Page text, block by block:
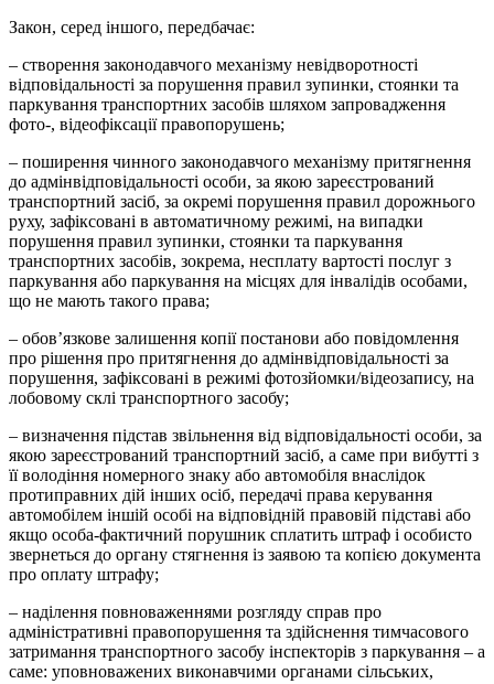
Закон, серед іншого, передбачає:
– створення законодавчого механізму невідворотності
відповідальності за порушення правил зупинки, стоянки та
паркування транспортних засобів шляхом запровадження
фото-, відеофіксації правопорушень;
– поширення чинного законодавчого механізму притягнення
до адмінвідповідальності особи, за якою зареєстрований
транспортний засіб, за окремі порушення правил дорожнього
руху, зафіксовані в автоматичному режимі, на випадки
порушення правил зупинки, стоянки та паркування
транспортних засобів, зокрема, несплату вартості послуг з
паркування або паркування на місцях для інвалідів особами,
що не мають такого права;
– обов’язкове залишення копії постанови або повідомлення
про рішення про притягнення до адмінвідповідальності за
порушення, зафіксовані в режимі фотозйомки/відеозапису, на
лобовому склі транспортного засобу;
– визначення підстав звільнення від відповідальності особи, за
якою зареєстрований транспортний засіб, а саме при вибутті з
її володіння номерного знаку або автомобіля внаслідок
протиправних дій інших осіб, передачі права керування
автомобілем іншій особі на відповідній правовій підставі або
якщо особа-фактичний порушник сплатить штраф і особисто
звернеться до органу стягнення із заявою та копією документа
про оплату штрафу;
– наділення повноваженнями розгляду справ про
адміністративні правопорушення та здійснення тимчасового
затримання транспортного засобу інспекторів з паркування – а
саме: уповноважених виконавчими органами сільських,